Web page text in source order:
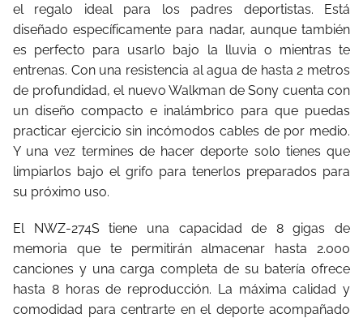
el regalo ideal para los padres deportistas. Está
diseñado específicamente para nadar, aunque también
es perfecto para usarlo bajo la lluvia o mientras te
entrenas. Con una resistencia al agua de hasta 2 metros
de profundidad, el nuevo Walkman de Sony cuenta con
un diseño compacto e inalámbrico para que puedas
practicar ejercicio sin incómodos cables de por medio.
Y una vez termines de hacer deporte solo tienes que
limpiarlos bajo el grifo para tenerlos preparados para
su próximo uso.
El NWZ-274S tiene una capacidad de 8 gigas de
memoria que te permitirán almacenar hasta 2.000
canciones y una carga completa de su batería ofrece
hasta 8 horas de reproducción. La máxima calidad y
comodidad para centrarte en el deporte acompañado